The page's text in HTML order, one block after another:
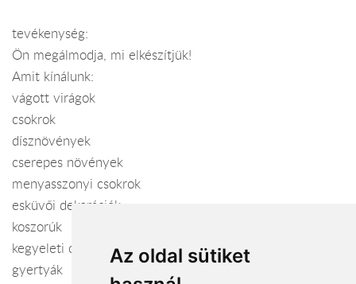
Az oldal sütiket
tevékenység:
Ön megálmodja, mi elkészítjük!
Amit kínálunk:
vágott virágok
csokrok
dísznövények
cserepes növények
menyasszonyi csokrok
esküvői dekorációk
koszorúk
kegyeleti csokrok
gyertyák